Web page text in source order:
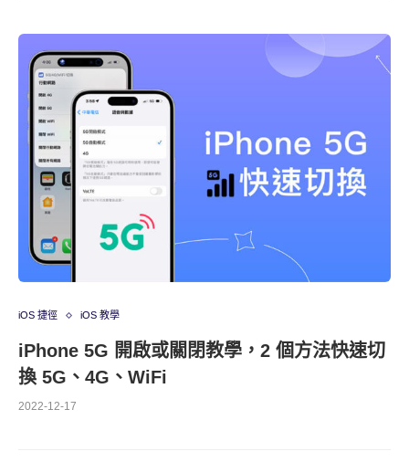
iOS 捷徑 iOS 教學
iPhone 5G 開啟或關閉教學，2 個方法快速切
換 5G、4G、WiFi
2022-12-17